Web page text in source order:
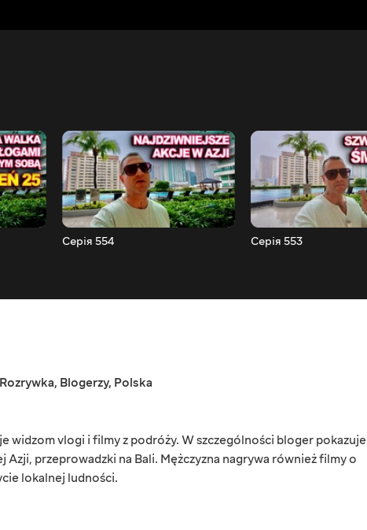
Серія 554 Серія 553
Rozrywka, Blogerzy, Polska
widzom vlogi i filmy z podróży. W szczególności bloger pokazuje
Azji, przeprowadzki na Bali. Mężczyzna nagrywa również filmy o
lokalnej ludności.